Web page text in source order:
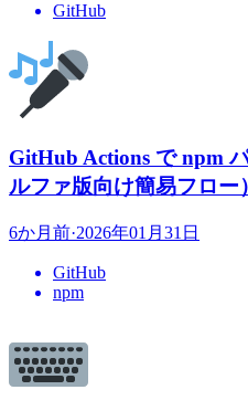
GitHub
GitHub Actions で npm
ルファ版向け簡易フロー）
6か月前·2026年01月31日
GitHub
npm